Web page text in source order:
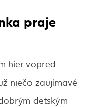
praje
hier vopred
niečo zaujímavé
detským